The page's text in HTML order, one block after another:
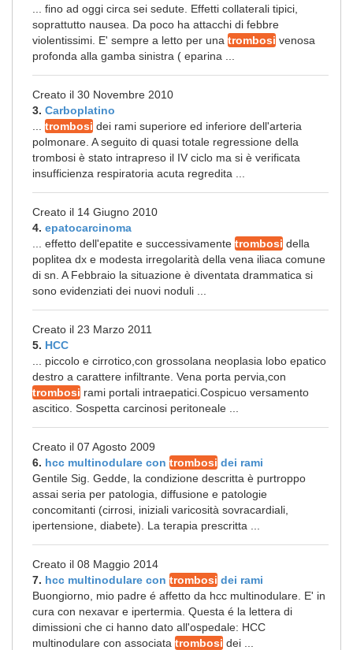
... fino ad oggi circa sei sedute. Effetti collaterali tipici,
soprattutto nausea. Da poco ha attacchi di febbre
violentissimi. E' sempre a letto per una trombosi venosa
profonda alla gamba sinistra ( eparina ...
Creato il 30 Novembre 2010
3. Carboplatino
trombosi dei rami superiore ed inferiore dell'arteria
polmonare. A seguito di quasi totale regressione della
trombosi è stato intrapreso il IV ciclo ma si è verificata
insufficienza respiratoria acuta regredita ...
Creato il 14 Giugno 2010
4. epatocarcinoma
... effetto dell'epatite e successivamente trombosi della
poplitea dx e modesta irregolarità della vena iliaca comune
di sn. A Febbraio la situazione è diventata drammatica si
sono evidenziati dei nuovi noduli ...
Creato il 23 Marzo 2011
5. HCC
... piccolo e cirrotico,con grossolana neoplasia lobo epatico
destro a carattere infiltrante. Vena porta pervia,con
trombosi rami portali intraepatici.Cospicuo versamento
ascitico. Sospetta carcinosi peritoneale ...
Creato il 07 Agosto 2009
6. hcc multinodulare con trombosi dei rami
Gentile Sig. Gedde, la condizione descritta è purtroppo
assai seria per patologia, diffusione e patologie
concomitanti (cirrosi, iniziali varicosità sovracardiali,
ipertensione, diabete). La terapia prescritta ...
Creato il 08 Maggio 2014
7. hcc multinodulare con trombosi dei rami
Buongiorno, mio padre é affetto da hcc multinodulare. E' in
cura con nexavar e ipertermia. Questa é la lettera di
dimissioni che ci hanno dato all'ospedale: HCC
multinodulare con associata trombosi dei ...